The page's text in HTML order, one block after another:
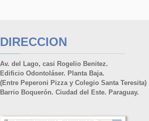
DIRECCION
Av. del Lago, casi Rogelio Benitez.
Edificio Odontoláser. Planta Baja.
(Entre Peperoni Pizza y Colegio Santa Teresita)
Barrio Boquerón. Ciudad del Este. Paraguay.